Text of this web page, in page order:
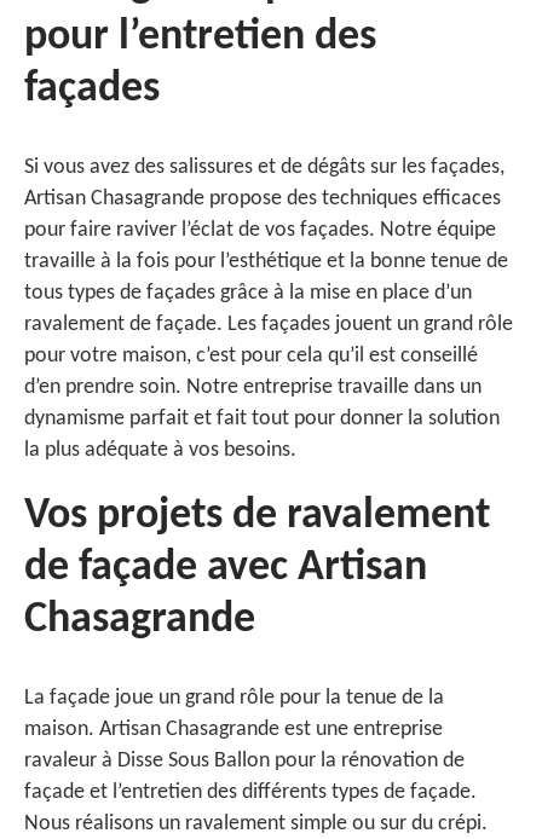
pour l’entretien des
façades
Si vous avez des salissures et de dégâts sur les façades,
Artisan Chasagrande propose des techniques efficaces
pour faire raviver l’éclat de vos façades. Notre équipe
travaille à la fois pour l’esthétique et la bonne tenue de
tous types de façades grâce à la mise en place d’un
ravalement de façade. Les façades jouent un grand rôle
pour votre maison, c’est pour cela qu’il est conseillé
d’en prendre soin. Notre entreprise travaille dans un
dynamisme parfait et fait tout pour donner la solution
la plus adéquate à vos besoins.
Vos projets de ravalement
de façade avec Artisan
Chasagrande
La façade joue un grand rôle pour la tenue de la
maison. Artisan Chasagrande est une entreprise
ravaleur à Disse Sous Ballon pour la rénovation de
façade et l’entretien des différents types de façade.
Nous réalisons un ravalement simple ou sur du crépi.